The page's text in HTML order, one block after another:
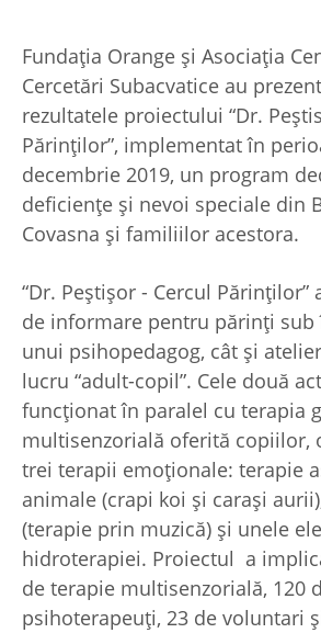
Fundația Orange și Asociația
Cercetări Subacvatice au
rezultatele proiectului “Dr.
Părinților”, implementat în
decembrie 2019, un program
deficiențe și nevoi speciale din
Covasna și familiilor acestora.
“Dr. Peștișor - Cercul Părinților”
de informare pentru părinți sub
unui psihopedagog, cât și
lucru “adult-copil”. Cele două
funcționat în paralel cu terapia
multisenzorială oferită copiilor,
trei terapii emoționale: terapie
animale (crapi koi și carași
(terapie prin muzică) și unele
hidroterapiei. Proiectul a
de terapie multisenzorială, 120
psihoterapeuți, 23 de voluntari